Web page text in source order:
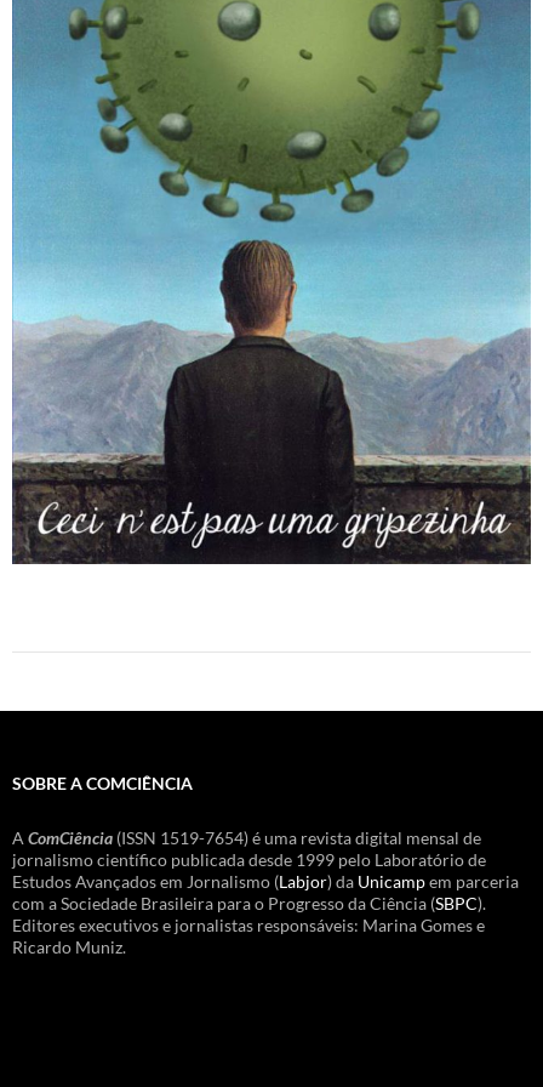
SOBRE A COMCIÊNCIA
A ComCiência (ISSN 1519-7654) é uma revista digital mensal de
jornalismo científico publicada desde 1999 pelo Laboratório de
Estudos Avançados em Jornalismo (Labjor) da Unicampem parceria
com a Sociedade Brasileira para o Progresso da Ciência (SBPC).
Editores executivos e jornalistas responsáveis: Marina Gomes e
Ricardo Muniz.